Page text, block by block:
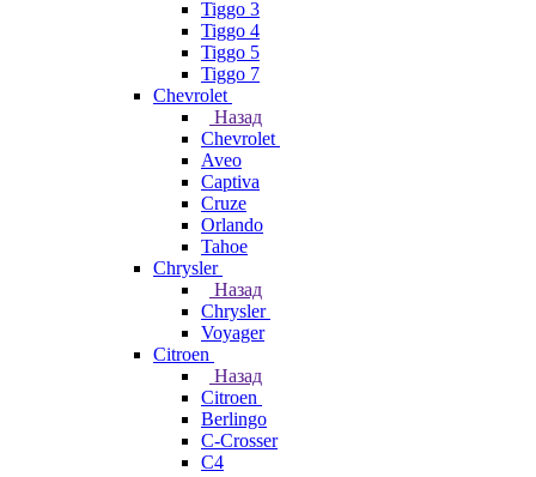
Tiggo 3
Tiggo 4
Tiggo 5
Tiggo 7
Chevrolet
Назад
Chevrolet
Aveo
Captiva
Cruze
Orlando
Tahoe
Chrysler
Назад
Chrysler
Voyager
Citroen
Назад
Citroen
Berlingo
C-Crosser
C4